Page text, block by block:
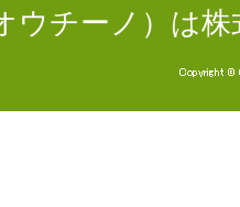
ウチーノ）は